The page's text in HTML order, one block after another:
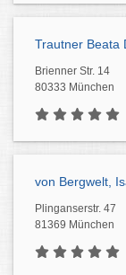
Trautner Beata
Brienner Str. 14
80333 München
von Bergwelt,
Plinganserstr. 47
81369 München